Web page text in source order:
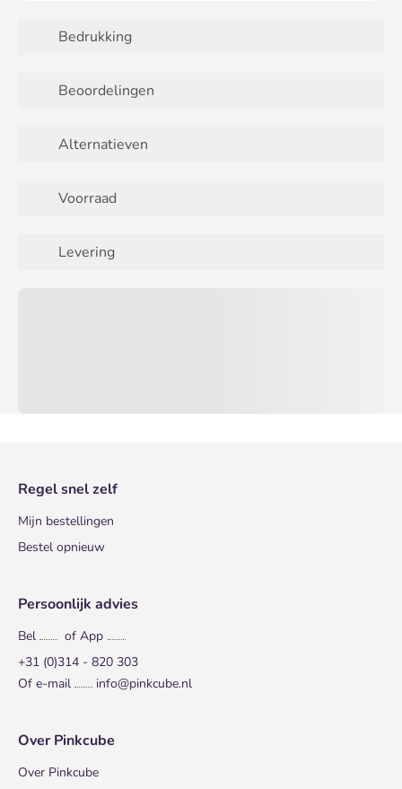
Bedrukking
Beoordelingen
Alternatieven
Voorraad
Levering
Regel snel zelf
Mijn bestellingen
Bestel opnieuw
Persoonlijk advies
Bel
of App
+31 (0)314 - 820 303
Of e-mail
info@pinkcube.nl
Over Pinkcube
Over Pinkcube